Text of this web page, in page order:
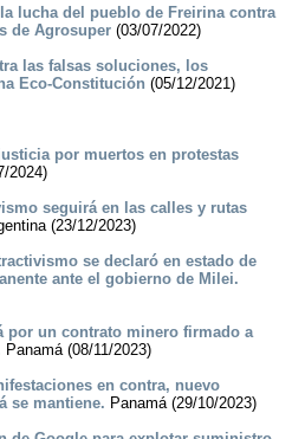
lucha del pueblo de Freirina contra
de Agrosuper (03/07/2022)
las falsas soluciones, los
Eco-Constitución (05/12/2021)
por muertos en protestas
2024)
seguirá en las calles y rutas
(23/12/2023)
se declaró en estado de
ante el gobierno de Milei.
por un contrato minero firmado a
Panamá (08/11/2023)
en contra, nuevo
se mantiene. Panamá (29/10/2023)